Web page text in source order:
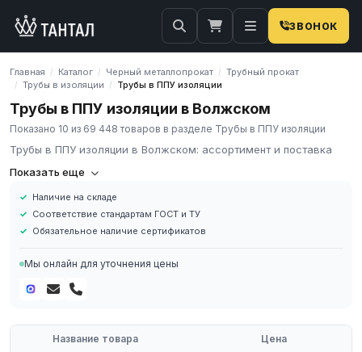
ЗВОНОК
Главная / Каталог / Черный металлопрокат / Трубный прокат
/ Трубы в изоляции / Трубы в ППУ изоляции
Трубы в ППУ изоляции в Волжском
Показано 10 из 69 448 товаров в разделе Трубы в ППУ изоляции
Трубы в ППУ изоляции в Волжском: ассортимент и поставка
Трубы в ППУ изоляции (пенополиуретан) — это трубопроводы с
теплоснабжения и горячего водоснабжения. ППУ снижает
теплопотери, защищает от промерзания и помогает обеспечить
стабильный температурный режим сети.
варианты исполнения с системой оперативного дистанционного
своевременного обнаружения увлажнения.
Где применяются
Показать еще
Наличие на складе
Соответствие стандартам ГОСТ и ТУ
Обязательное наличие сертификатов
Мы онлайн для уточнения цены
Название товара Цена